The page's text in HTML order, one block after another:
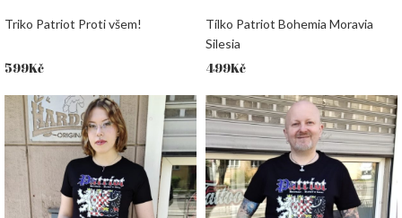
Triko Patriot Proti všem!
599Kč
Tílko Patriot Bohemia Moravia
Silesia
499Kč